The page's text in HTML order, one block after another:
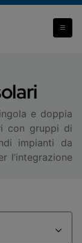
e doppia
con gruppi di
impianti da
l’integrazione